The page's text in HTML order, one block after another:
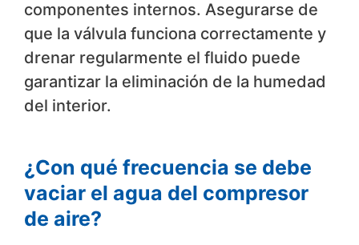
componentes internos. Asegurarse de
que la válvula funciona correctamente y
drenar regularmente el fluido puede
garantizar la eliminación de la humedad
del interior.
¿Con qué frecuencia se debe
vaciar el agua del compresor
de aire?